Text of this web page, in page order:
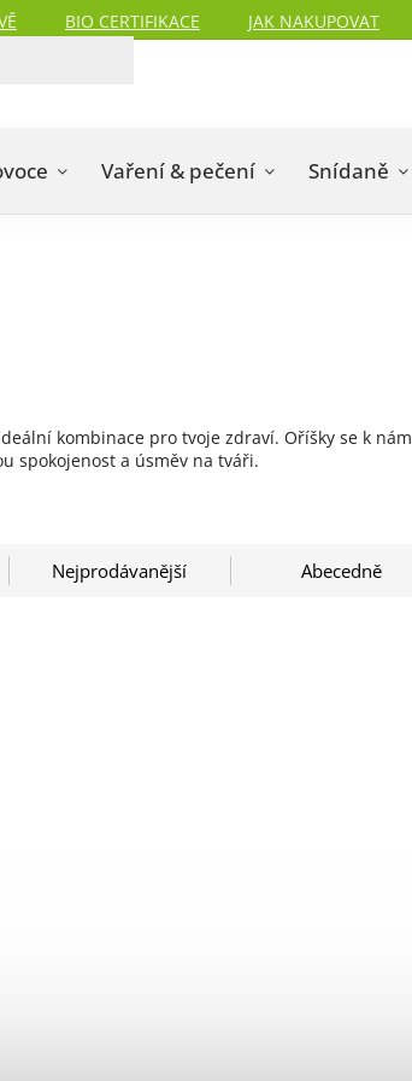
BIO CERTIFIKACE JAK NAKUPOVAT
Vaření & pečení Snídaně
kombinace pro tvoje zdraví. Oříšky se k nám
spokojenost a úsměv na tváři.
Nejprodávanější Abecedně